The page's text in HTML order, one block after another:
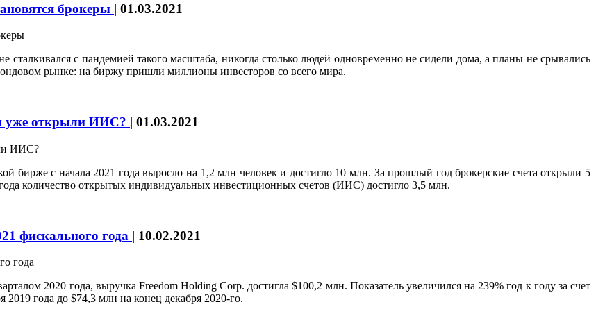
брокеры | 01.03.2021
сталкивался с пандемией такого масштаба, никогда столько людей одновременно не сидели дома, а планы не срывались
рынке: на биржу пришли миллионы инвесторов со всего мира.
уже открыли ИИС? | 01.03.2021
бирже с начала 2021 года выросло на 1,2 млн человек и достигло 10 млн. За прошлый год брокерские счета открыли 5
количество открытых индивидуальных инвестиционных счетов (ИИС) достигло 3,5 млн.
фискального года | 10.02.2021
2020 года, выручка Freedom Holding Corp. достигла $100,2 млн. Показатель увеличился на 239% год к году за счет
года до $74,3 млн на конец декабря 2020-го.